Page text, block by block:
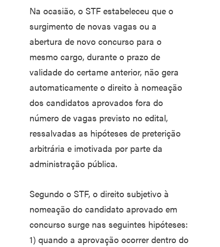
Na ocasião, o STF estabeleceu que o
surgimento de novas vagas ou a
abertura de novo concurso para o
mesmo cargo, durante o prazo de
validade do certame anterior, não gera
automaticamente o direito à nomeação
dos candidatos aprovados fora do
número de vagas previsto no edital,
ressalvadas as hipóteses de preterição
arbitrária e imotivada por parte da
administração pública.
Segundo o STF, o direito subjetivo à
nomeação do candidato aprovado em
concurso surge nas seguintes hipóteses:
1) quando a aprovação ocorrer dentro do